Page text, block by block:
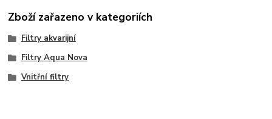
Zboží zařazeno v kategoriích
Filtry akvarijní
Filtry Aqua Nova
Vnitřní filtry